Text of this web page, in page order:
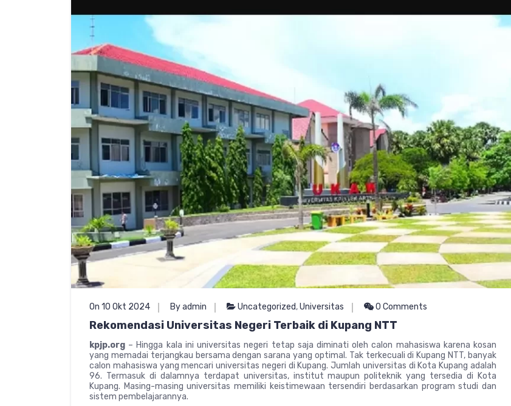
On 10 Okt 2024 By admin Uncategorized,Universitas 0 Comments
Rekomendasi Universitas Negeri Terbaik di Kupang NTT
kpjp.org – Hingga kala ini universitas negeri tetap saja diminati oleh calon mahasiswa karena kosan
yang memadai terjangkau bersama dengan sarana yang optimal. Tak terkecuali di Kupang NTT, banyak
calon mahasiswa yang mencari universitas negeri di Kupang. Jumlah universitas di Kota Kupang adalah
96. Termasuk di dalamnya terdapat universitas, institut maupun politeknik yang tersedia di Kota
Kupang. Masing-masing universitas memiliki keistimewaan tersendiri berdasarkan program studi dan
sistem pembelajarannya.